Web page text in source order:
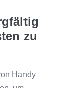
zu
Handy